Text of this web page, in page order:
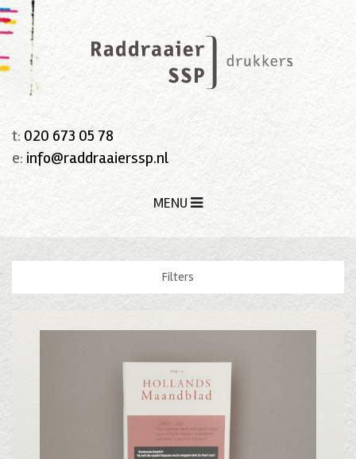
t: 020 673 05 78
e: info@raddraaierssp.nl
MENU
Filters